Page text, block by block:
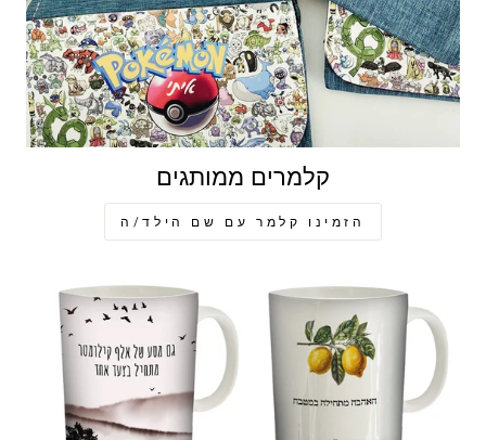
קלמרים ממותגים
הזמינו קלמר עם שם הילד/ה